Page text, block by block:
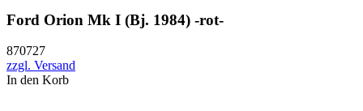
Ford Orion Mk I (Bj. 1984) -rot-
870727
zzgl. Versand
In den Korb